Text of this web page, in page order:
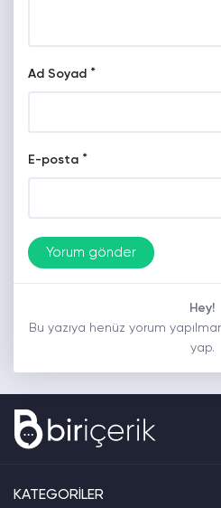
Ad Soyad *
E-posta *
Hey!
Bu yazıya henüz yorum
yap.
KATEGORİLER